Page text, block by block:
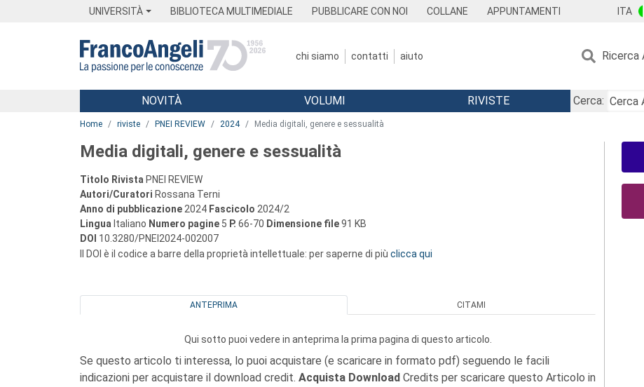
UNIVERSITÀ BIBLIOTECA MULTIMEDIALE PUBBLICARE CON NOI COLLANE APPUNTAMENTI ITA
chi siamo contatti aiuto Ricerca
Menu
NOVITÀ VOLUMI RIVISTE
Cerca:
Home riviste PNEI REVIEW 2024 Media digitali, genere e sessualità
Media digitali, genere e sessualità
Titolo Rivista PNEI REVIEW
Autori/Curatori Rossana Terni
Anno di pubblicazione 2024 Fascicolo 2024/2
Lingua Italiano Numero pagine 5 P. 66-70 Dimensione file91 KB
DOI 10.3280/PNEI2024-002007
Il DOI è il codice a barre della proprietà intellettuale: per saperne di più clicca qui
ANTEPRIMA CITAMI
Qui sotto puoi vedere in anteprima la prima pagina di questo articolo.
Se questo articolo ti interessa, lo puoi acquistare (e scaricare in formato pdf) seguendo le facili
indicazioni per acquistare il download credit. Acquista Download Credits per scaricare questo Articolo in